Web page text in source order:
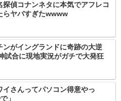
探偵コナンネタに本気でアフレコ
らヤバすぎたwwww
ンがイングランドに奇跡の大逆
合に現地実況がガチで大発狂
イさんってパソコン得意やっ
」